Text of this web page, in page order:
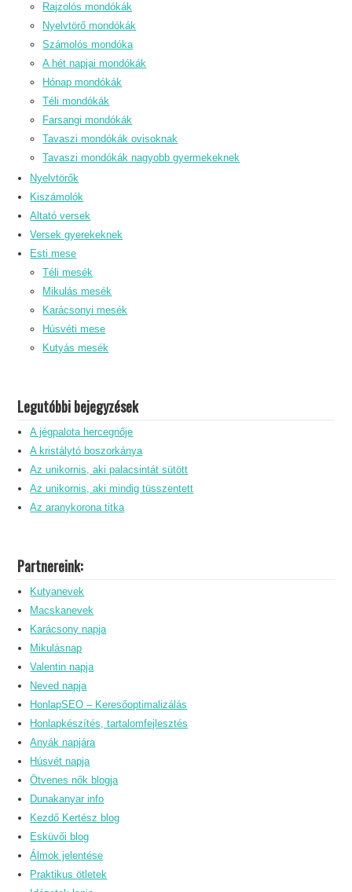
Rajzolós mondókák
Nyelvtörő mondókák
Számolós mondóka
A hét napjai mondókák
Hónap mondókák
Téli mondókák
Farsangi mondókák
Tavaszi mondókák ovisoknak
Tavaszi mondókák nagyobb gyermekeknek
Nyelvtörők
Kiszámolók
Altató versek
Versek gyerekeknek
Esti mese
Téli mesék
Mikulás mesék
Karácsonyi mesék
Húsvéti mese
Kutyás mesék
Legutóbbi bejegyzések
A jégpalota hercegnője
A kristálytó boszorkánya
Az unikornis, aki palacsintát sütött
Az unikornis, aki mindig tüsszentett
Az aranykorona titka
Partnereink:
Kutyanevek
Macskanevek
Karácsony napja
Mikulásnap
Valentin napja
Neved napja
HonlapSEO – Keresőoptimalizálás
Honlapkészítés, tartalomfejlesztés
Anyák napjára
Húsvét napja
Ötvenes nők blogja
Dunakanyar info
Kezdő Kertész blog
Esküvői blog
Álmok jelentése
Praktikus ötletek